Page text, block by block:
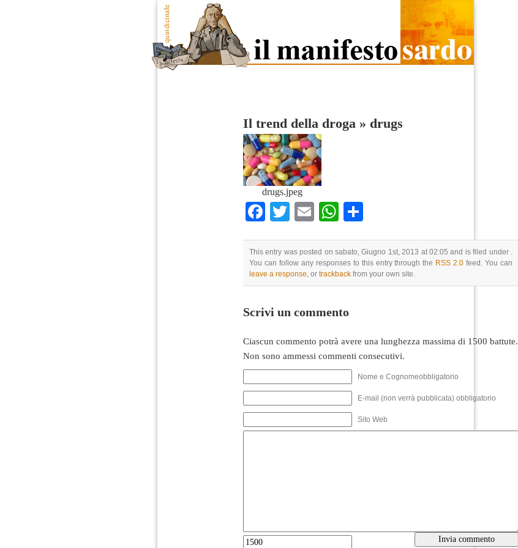
Il trend della droga » drugs
drugs.jpeg
Facebook
TwitterEmailWhatsApp
This entry was posted on sabato, Giugno 1st, 2013 at 02:05 and is filed under .
You can follow any responses to this entry through the RSS 2.0 feed. You can
leave a response, or trackback from your own site.
Scrivi un commento
Ciascun commento potrà avere una lunghezza massima di 1500 battute.
Non sono ammessi commenti consecutivi.
Nome e Cognomeobbligatorio
E-mail (non verrà pubblicata) obbligatorio
Sito Web